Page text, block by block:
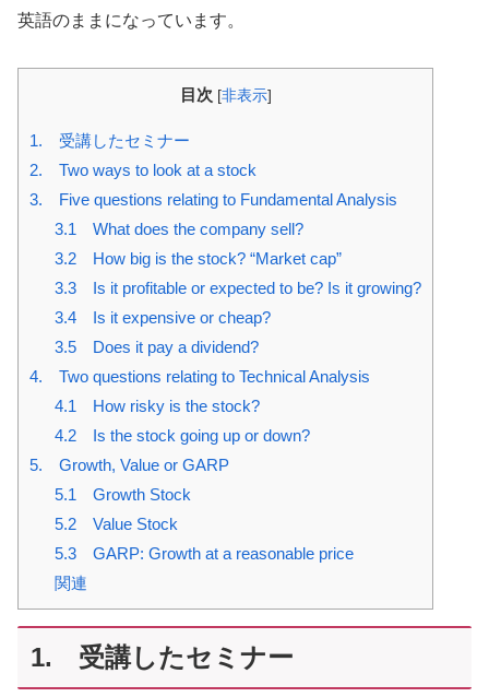
英語のままになっています。
目次 [非表示]
1. 受講したセミナー
2. Two ways to look at a stock
3. Five questions relating to Fundamental Analysis
3.1 What does the company sell?
3.2 How big is the stock? “Market cap”
3.3 Is it profitable or expected to be? Is it growing?
3.4 Is it expensive or cheap?
3.5 Does it pay a dividend?
4. Two questions relating to Technical Analysis
4.1 How risky is the stock?
4.2 Is the stock going up or down?
5. Growth, Value or GARP
5.1 Growth Stock
5.2 Value Stock
5.3 GARP: Growth at a reasonable price
関連
1. 受講したセミナー